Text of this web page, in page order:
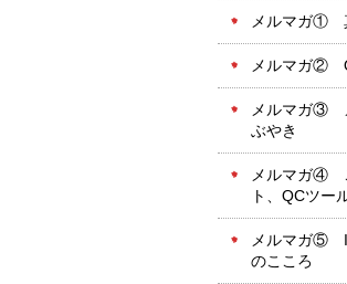
メルマガ①
メルマガ②
メルマガ③
ぶやき
メルマガ④
ト、QCツー
メルマガ⑤
のこころ